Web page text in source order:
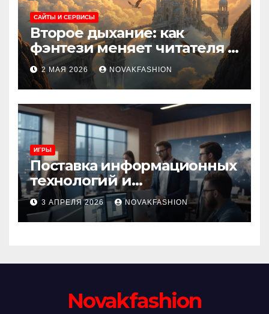
САЙТЫ И СЕРВИСЫ
Второе дыхание: как
фэнтези меняет читателя и
культуру
2 МАЯ 2026 NOVAKFASHION
ИГРЫ
Поставка информационных
технологий и
инновационные решения
3 АПРЕЛЯ 2026 NOVAKFASHION
Novakfashion